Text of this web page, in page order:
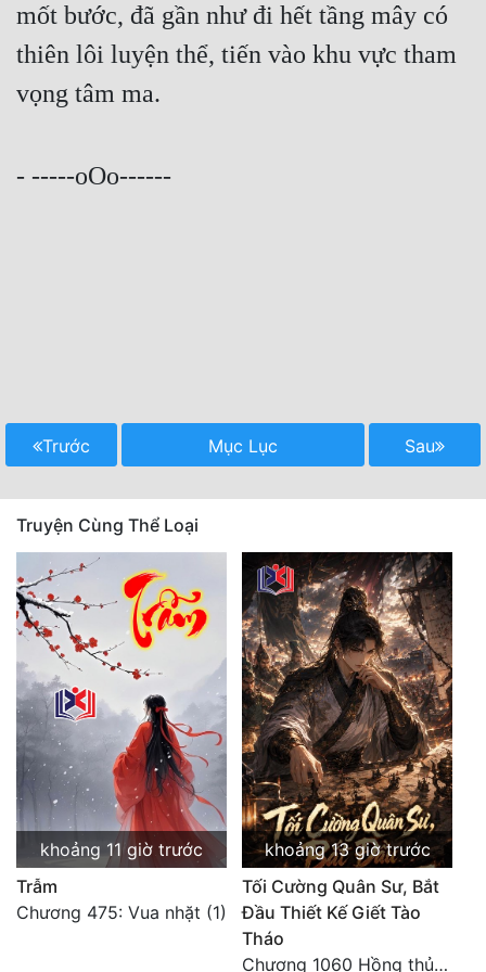
mốt bước, đã gần như đi hết tầng mây có
thiên lôi luyện thể, tiến vào khu vực tham
vọng tâm ma.
- -----oOo------
Trước Mục Lục Sau
Truyện Cùng Thể Loại
khoảng 11 giờ trước
Trẫm
Chương 475: Vua nhặt (1)
khoảng 13 giờ trước
Tối Cường Quân Sư, Bắt
Đầu Thiết Kế Giết Tào
Tháo
Chương 1060 Hồng thủy ngập trời, thời khắc tuyệt vọng (2/2)